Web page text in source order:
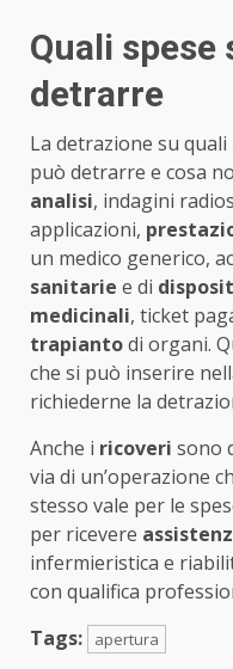
Quali spese
detrarre
La detrazione su quali
può detrarre e cosa
analisi, indagini
applicazioni,
un medico generico,
sanitarie e di
medicinali, ticket
trapiantodi organi.
che si può inserire
richiederne la
Anche i ricoveri sono
via di un’operazione
stesso vale per le
per ricevere
infermieristica e
con qualifica
Tags:
apertura